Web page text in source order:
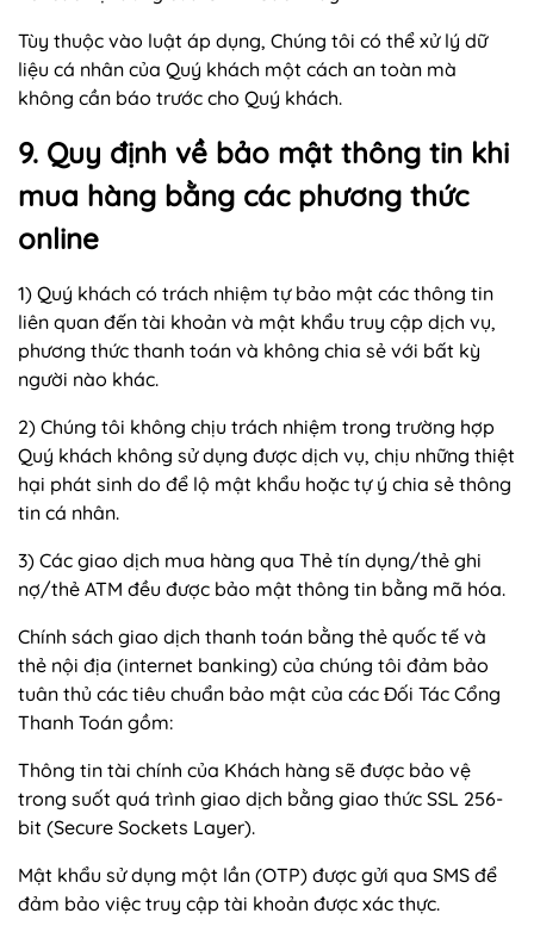
Tùy thuộc vào luật áp dụng, Chúng tôi có thể xử lý dữ
liệu cá nhân của Quý khách một cách an toàn mà
không cần báo trước cho Quý khách.
9. Quy định về bảo mật thông tin khi
mua hàng bằng các phương thức
online
1) Quý khách có trách nhiệm tự bảo mật các thông tin
liên quan đến tài khoản và mật khẩu truy cập dịch vụ,
phương thức thanh toán và không chia sẻ với bất kỳ
người nào khác.
2) Chúng tôi không chịu trách nhiệm trong trường hợp
Quý khách không sử dụng được dịch vụ, chịu những thiệt
hại phát sinh do để lộ mật khẩu hoặc tự ý chia sẻ thông
tin cá nhân.
3) Các giao dịch mua hàng qua Thẻ tín dụng/thẻ ghi
nợ/thẻ ATM đều được bảo mật thông tin bằng mã hóa.
Chính sách giao dịch thanh toán bằng thẻ quốc tế và
thẻ nội địa (internet banking) của chúng tôi đảm bảo
tuân thủ các tiêu chuẩn bảo mật của các Đối Tác Cổng
Thanh Toán gồm:
Thông tin tài chính của Khách hàng sẽ được bảo vệ
trong suốt quá trình giao dịch bằng giao thức SSL 256-
bit (Secure Sockets Layer).
Mật khẩu sử dụng một lần (OTP) được gửi qua SMS để
đảm bảo việc truy cập tài khoản được xác thực.